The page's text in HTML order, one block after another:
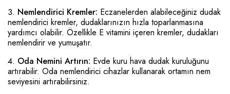
Nemlendirici Kremler: Eczanelerden alabileceğiniz dudak
nemlendirici kremler, dudaklarınızın hızla toparlanmasına
yardımcı olabilir. Özellikle E vitamini içeren kremler, dudakları
nemlendirir ve yumuşatır.
Oda Nemini Artırın: Evde kuru hava dudak kuruluğunu
artırabilir. Oda nemlendirici cihazlar kullanarak ortamın nem
seviyesini artırabilirsiniz.